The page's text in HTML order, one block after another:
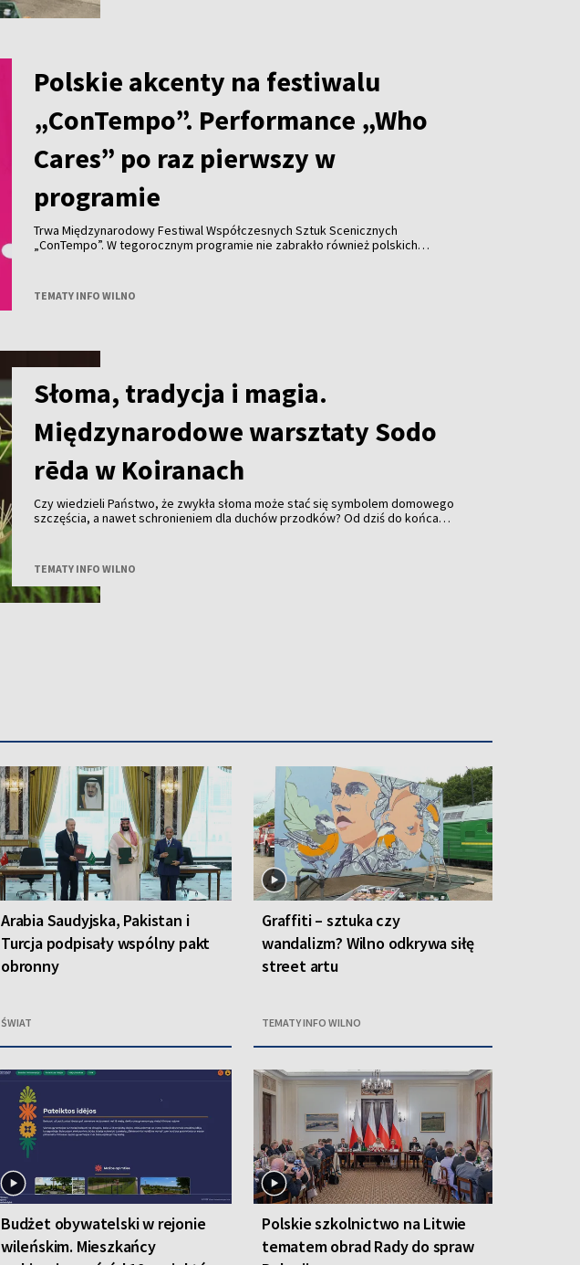
Polskie akcenty na festiwalu
„ConTempo”. Performance „Who
Cares” po raz pierwszy w
programie
Trwa Międzynarodowy Festiwal Współczesnych Sztuk Scenicznych
„ConTempo”. W tegorocznym programie nie zabrakło również polskich
„Who Cares”.
TEMATY INFO WILNO
Słoma, tradycja i magia.
Międzynarodowe warsztaty Sodo
rēda w Koiranach
Czy wiedzieli Państwo, że zwykła słoma może stać się symbolem domowego
szczęścia, a nawet schronieniem dla duchów przodków? Od dziś do końca
podczas których mistrzowie z Litwy, Estonii i Ukrainy uczą sztuki tworzenia
słomianych sadów - tradycyjnych ozdób symbolizujących harmonię i ochronę
domowego ogniska.
TEMATY INFO WILNO
Arabia Saudyjska, Pakistan i
Turcja podpisały wspólny pakt
obronny
ŚWIAT
Graffiti – sztuka czy
wandalizm? Wilno odkrywa siłę
street artu
TEMATY INFO WILNO
Budżet obywatelski w rejonie
wileńskim. Mieszkańcy
Polskie szkolnictwo na Litwie
tematem obrad Rady do spraw